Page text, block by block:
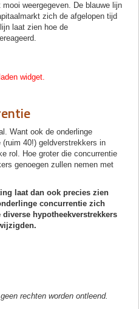
weergegeven. De blauwe lijn
zich de afgelopen tijd
laat zien hoe de
widget.
Want ook de onderlinge
40!) geldverstrekkers in
rol. Hoe groter die concurrentie
genoegen zullen nemen met
laat dan ook precies zien
concurrentie zich
hypotheekverstrekkers
rechten worden ontleend.